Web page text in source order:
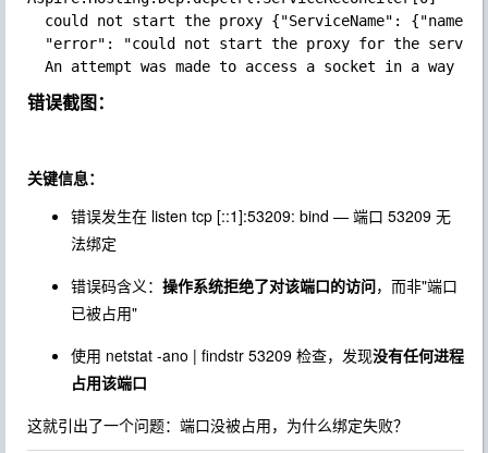
could not start the proxy {"ServiceName":
"error": "could not start the proxy for the
错误截图：
关键信息：
错误发生在 listen tcp [::1]:53209: bind — 端口 53209 无
法绑定
错误码含义： 操作系统拒绝了对该端口的访问，而非"端口
已被占用"
使用 netstat -ano | findstr 53209 检查，发现没有任何进程
占用该端口
这就引出了一个问题：端口没被占用，为什么绑定失败？